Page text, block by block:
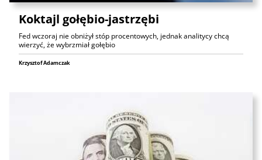
Koktajl gołębio-jastrzębi
Fed wczoraj nie obniżył stóp procentowych, jednak analitycy chcą
wierzyć, że wybrzmiał gołębio
Krzysztof Adamczak